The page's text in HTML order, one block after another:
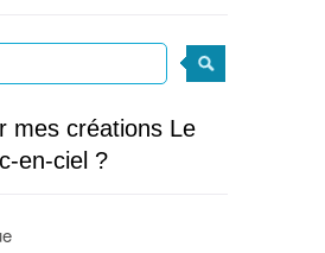
mes créations Le
en-ciel ?